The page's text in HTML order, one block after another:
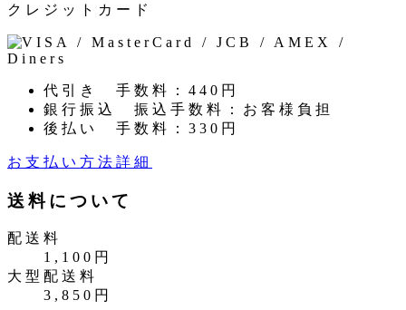
クレジットカード
代引き 手数料：440円
銀行振込 振込手数料：お客様負担
後払い 手数料：330円
お支払い方法詳細
送料について
配送料
1,100円
大型配送料
3,850円